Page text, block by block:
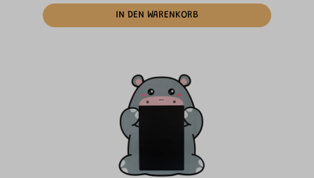
IN DEN WARENKORB